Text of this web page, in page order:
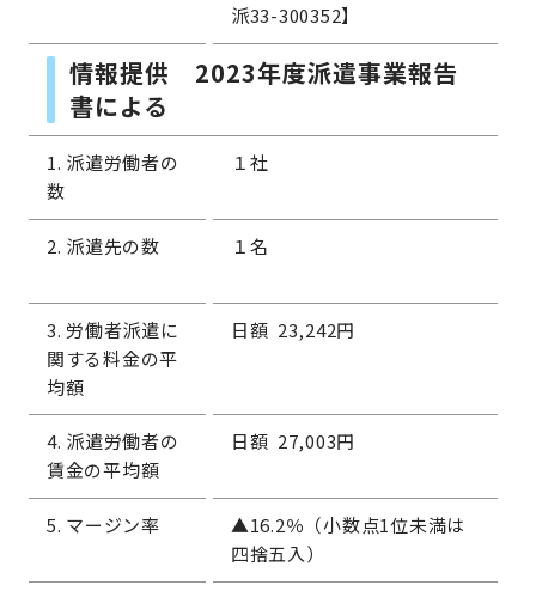
派33-300352】
情報提供 2023年度派遣事業報告
書による
1. 派遣労働者の
数
１社
2. 派遣先の数 １名
3. 労働者派遣に
関する料金の平
均額
日額 23,242円
4. 派遣労働者の
賃金の平均額
日額 27,003円
5. マージン率
▲16.2％（小数点1位未満は
四捨五入）